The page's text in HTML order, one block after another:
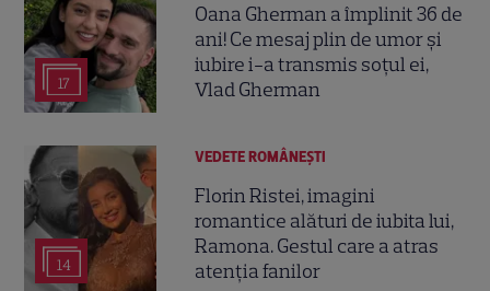
17
Oana Gherman a împlinit 36 de
ani! Ce mesaj plin de umor și
iubire i-a transmis soțul ei,
Vlad Gherman
14
VEDETE ROMÂNEŞTI
Florin Ristei, imagini
romantice alături de iubita lui,
Ramona. Gestul care a atras
atenția fanilor